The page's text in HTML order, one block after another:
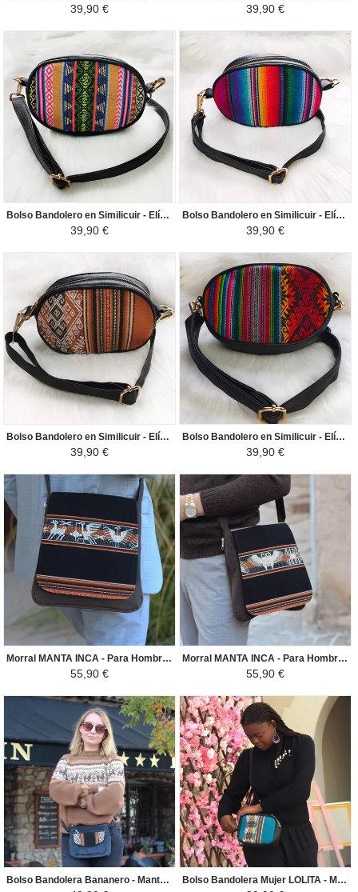
39,90 € 39,90 €
Bolso Bandolero en Similicuir - Elíptico - Beige Claro / Colores Incas
39,90 €
Bolso Bandolero en Similicuir - Elíptico - Colorido / Arcoiris
39,90 €
Bolso Bandolero en Similicuir - Elíptico - Camello oscuro / Crema
39,90 €
Bolso Bandolero en Similicuir - Elíptico - Rojo / Colorido
39,90 €
Morral MANTA INCA - Para Hombre Fauna - Negro / Marron
55,90 €
Morral MANTA INCA - Para Hombre Nazca Aves - Marron / Camello
55,90 €
Bolso Bandolera Bananero - Manto Peruano Motivos Étnicos - Jean/Negro Bolso Bandolera Mujer LOLITA - Manto Peruano Motivos Étnicos - Verde Pato / Negro